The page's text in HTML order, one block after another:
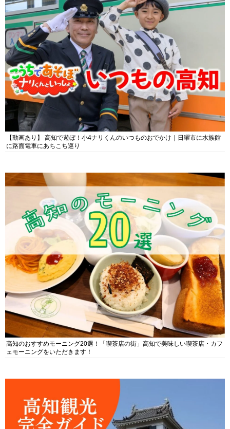
【動画あり】 高知で遊ぼ！小4ナリくんのいつものおでかけ｜日曜市に水族館
に路面電車にあちこち巡り
高知のおすすめモーニング20選！「喫茶店の街」高知で美味しい喫茶店・カフ
ェモーニングをいただきます！